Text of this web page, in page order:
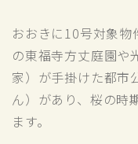
おおきに10号対象
の東福寺方丈庭園や
家）が手掛けた都市
ん）があり、桜の時
ます。